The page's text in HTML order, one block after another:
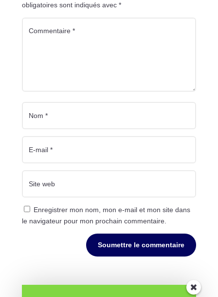
obligatoires sont indiqués avec *
Enregistrer mon nom, mon e-mail et mon site dans
le navigateur pour mon prochain commentaire.
Soumettre le commentaire